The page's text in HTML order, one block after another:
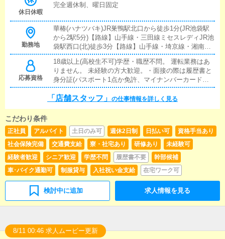
休日休暇
完全週休制、曜日固定
勤務地
華椿(ハナツバキ)JR巣鴨駅北口から徒歩1分(JR池袋駅
から2駅5分)【路線】山手線・三田線ミセスレディJR池
袋駅西口(北)徒歩3分【路線】山手線・埼京線・湘南新
宿ライン・丸ノ内線・有楽町線・副都心線・西武池袋
線・東武東上線COCOMEROJR新宿駅東口徒歩5分・西
武新宿駅徒歩3分・東新宿駅徒歩8分・新宿三丁目駅徒
歩8分・新大久保駅徒歩12分目黒アリスマリオンJR目
線
応募資格
18歳以上(高校生不可)学歴・職歴不問。 運転業務はあ
りません。 未経験の方大歓迎。・面接の際は履歴書と
身分証(パスポート1点か免許、マイナンバーカードの
いずれかと住民票本籍地記載の2点)をご持参くださ
い。 ・暴力団関係者の方又はそれに準ずる方のご応募
「店舗スタッフ」 の仕事情報を詳しく見る
こだわり条件
正社員 アルバイト 土日のみ可 週休2日制 日払い可
資格手当あり
社会保険完備
交通費支給 寮・社宅あり 研修あり
未経験可
経験者歓迎
シニア歓迎 学歴不問 履歴書不要
幹部候補
車･バイク通勤可
制服貸与 入社祝い金支給 在宅ワーク可
検討中に追加 求人情報を見る
8/11 00:46 求人ムービー更新